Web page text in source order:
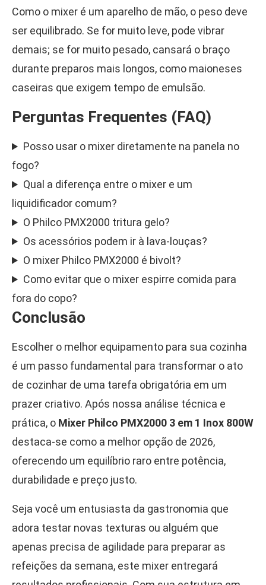
Como o mixer é um aparelho de mão, o peso deve
ser equilibrado. Se for muito leve, pode vibrar
demais; se for muito pesado, cansará o braço
durante preparos mais longos, como maioneses
caseiras que exigem tempo de emulsão.
Perguntas Frequentes (FAQ)
Posso usar o mixer diretamente na panela no
fogo?
Qual a diferença entre o mixer e um
liquidificador comum?
O Philco PMX2000 tritura gelo?
Os acessórios podem ir à lava-louças?
O mixer Philco PMX2000 é bivolt?
Como evitar que o mixer espirre comida para
fora do copo?
Conclusão
Escolher o melhor equipamento para sua cozinha
é um passo fundamental para transformar o ato
de cozinhar de uma tarefa obrigatória em um
prazer criativo. Após nossa análise técnica e
prática, o Mixer Philco PMX2000 3 em 1 Inox 800W
destaca-se como a melhor opção de 2026,
oferecendo um equilíbrio raro entre potência,
durabilidade e preço justo.
Seja você um entusiasta da gastronomia que
adora testar novas texturas ou alguém que
apenas precisa de agilidade para preparar as
refeições da semana, este mixer entregará